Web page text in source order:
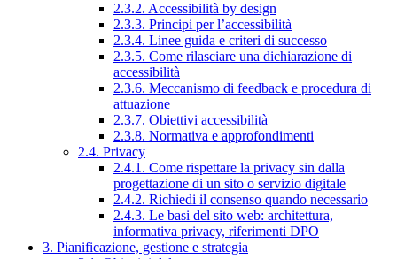
2.3.2. Accessibilità by design
2.3.3. Principi per l’accessibilità
2.3.4. Linee guida e criteri di successo
2.3.5. Come rilasciare una dichiarazione di
accessibilità
2.3.6. Meccanismo di feedback e procedura di
attuazione
2.3.7. Obiettivi accessibilità
2.3.8. Normativa e approfondimenti
2.4. Privacy
2.4.1. Come rispettare la privacy sin dalla
progettazione di un sito o servizio digitale
2.4.2. Richiedi il consenso quando necessario
2.4.3. Le basi del sito web: architettura,
informativa privacy, riferimenti DPO
3. Pianificazione, gestione e strategia